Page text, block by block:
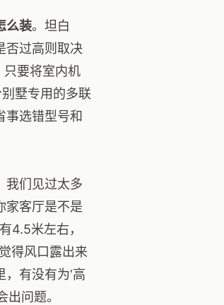
么装。坦白
否过高则取决
要将室内机
墅专用的多联
事选错型号和
我们见过太多
家客厅是不是
4.5米左右，
得风口露出来
有没有为‘高
问题。